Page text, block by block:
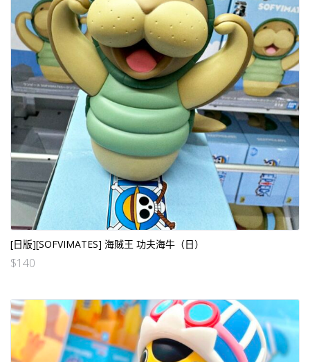
[日版][SOFVIMATES] 海賊王 功夫海牛（日）
$140